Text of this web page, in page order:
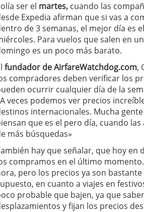
​​ser el martes, cuando las
Expedia afirman que si vas a
de 3 semanas, el mejor día es
Para vuelos que salen en
es un poco más barato.
fundador de AirfareWatchdog.com,
compradores deben verificar los
ocurrir cualquier día de la
veces podemos ver precios
internacionales. Mucha
que es el pero día, cuando
más búsquedas»
hay que señalar, que hoy en
compramos en el último
pero los precios ya son
en cuanto a viajes en
probable que bajen, ya que
y fijan los precios